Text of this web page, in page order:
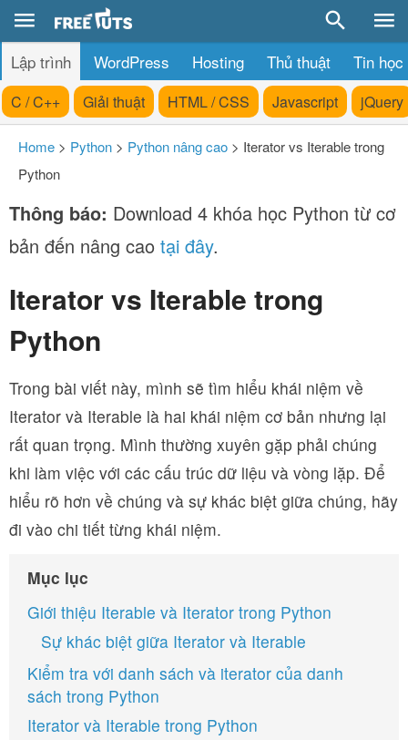
Lập trình WordPress Hosting Thủ thuật Tin học
C / C++ Giải thuật HTML / CSS Javascript jQuery
Home > Python > Python nâng cao > Iterator vs Iterable trong
Python
Thông báo: Download 4 khóa học Python từ cơ
bản đến nâng cao tại đây.
Iterator vs Iterable trong
Python
Trong bài viết này, mình sẽ tìm hiểu khái niệm về
Iterator và Iterable là hai khái niệm cơ bản nhưng lại
rất quan trọng. Mình thường xuyên gặp phải chúng
khi làm việc với các cấu trúc dữ liệu và vòng lặp. Để
hiểu rõ hơn về chúng và sự khác biệt giữa chúng, hãy
đi vào chi tiết từng khái niệm.
Mục lục
Giới thiệu Iterable và Iterator trong Python
Sự khác biệt giữa Iterator và Iterable
Kiểm tra với danh sách và iterator của danh
sách trong Python
Iterator và Iterable trong Python